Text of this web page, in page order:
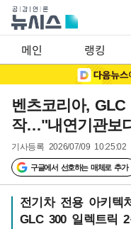
메인 랭킹
벤츠코리아,
작…"내연기관보
기사등록 2026/07/09 10:25:02
구글에서 선호하는 매체로 추가
전기차 전용 아키텍
GLC 300 일렉트릭